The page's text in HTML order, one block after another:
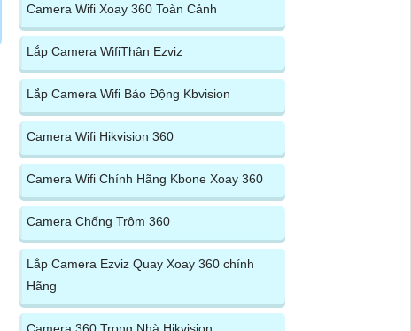
Camera Wifi Xoay 360 Toàn Cảnh
Lắp Camera WifiThân Ezviz
Lắp Camera Wifi Báo Động Kbvision
Camera Wifi Hikvision 360
Camera Wifi Chính Hãng Kbone Xoay 360
Camera Chống Trộm 360
Lắp Camera Ezviz Quay Xoay 360 chính
Hãng
Camera 360 Trong Nhà Hikvision